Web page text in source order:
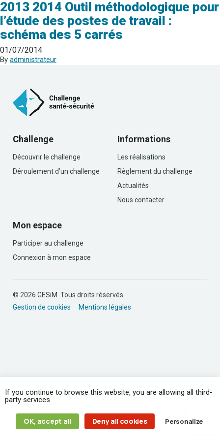
2013 2014 Outil méthodologique pour
l’étude des postes de travail :
schéma des 5 carrés
01/07/2014
By administrateur
Challenge
Découvrir le challenge
Déroulement d’un challenge
Informations
Les réalisations
Règlement du challenge
Actualités
Nous contacter
Mon espace
Participer au challenge
Connexion à mon espace
© 2026 GESiM. Tous droits réservés.
Gestion de cookies
Mentions légales
If you continue to browse this website, you are allowing all third-
party services
OK, accept all Deny all cookies Personalize